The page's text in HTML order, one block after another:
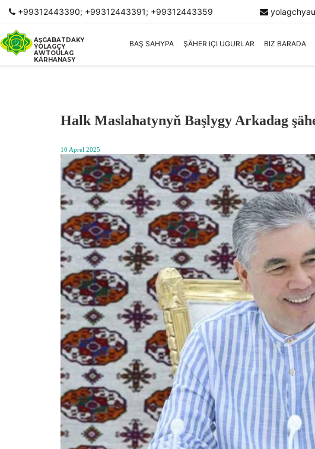
+99312443390; +99312443391; +99312443359
AŞGABATDAKY
ÝOLAGÇY
AWTOULAG
KÄRHANASY
BAŞ SAHYPA ŞÄHER IÇI UGURLAR BIZ BARADA
Halk Maslahatynyň Başlygy Arkadag
10 Aprel 2025